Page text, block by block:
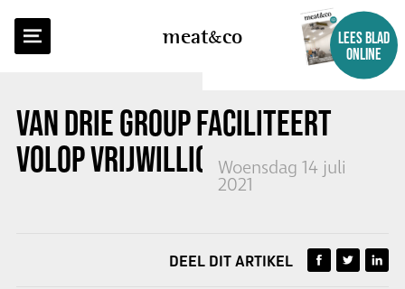
meatco
LEES BLAD
ONLINE
VAN DRIE GROUP FACILITEERT
VOLOP VRIJWILLIGE VACCINATIE
Woensdag 14 juli
2021
TERUG NAAR OVERZICHT
DEEL DIT ARTIKEL